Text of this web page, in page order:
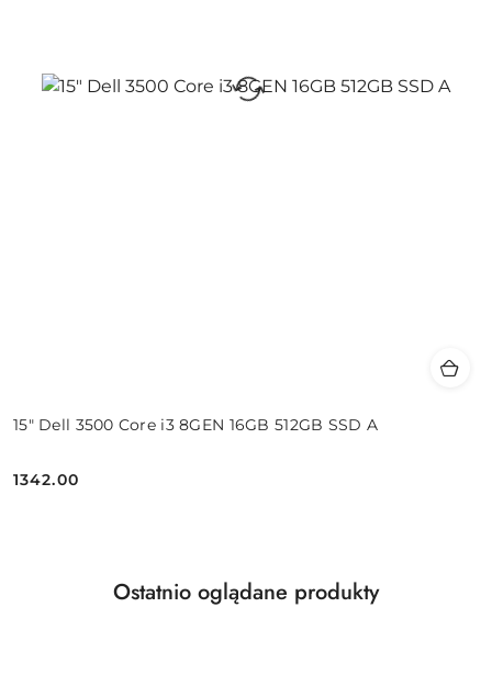
15" Dell 3500 Core i3 8GEN 16GB 512GB SSD A
Cena:
1342.00
Pomiń karuzelę produktów
Produkty
Ostatnio oglądane produkty